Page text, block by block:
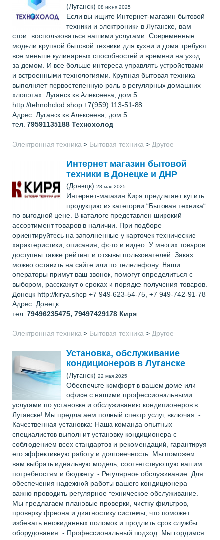
(Луганск) 08 июня 2025
Если вы ищите Интернет-магазин бытовой
техники и электроники в Луганске, вам
стоит воспользоваться нашими услугами. Современные
модели крупной бытовой техники для кухни и дома требуют
все меньше кулинарных способностей и времени на уход
за домом. И все больше интереса управлять устройствами
и встроенными технологиями. Крупная бытовая техника
выполняет первостепенную роль в регулярных домашних
хлопотах. Луганск кв Алексеева, дом 5
http://tehnoholod.shop +7(959) 113-51-88
Адрес: Луганск кв Алексеева, дом 5
тел. 79591135188 Технохолод
Электронная техника > Бытовая техника > Другое
Интернет магазин бытовой
техники в Донецке и ДНР
(Донецк) 28 мая 2025
Интернет-магазин Киря предлагает купить
продукцию из категории “Бытовая техника“
по выгодной цене. В каталоге представлен широкий
ассортимент товаров в наличии. При подборе
ориентируйтесь на заполненные у карточек технические
характеристики, описания, фото и видео. У многих товаров
доступны также рейтинг и отзывы пользователей. Заказ
можно оставить на сайте или по телелефону. Наши
операторы примут ваш звонок, помогут определиться с
выбором, расскажут о сроках и порядке получения товаров.
Донецк http://kirya.shop +7 949-623-54-75, +7 949-742-91-78
Адрес: Донецк
тел. 79496235475, 79497429178 Киря
Электронная техника > Бытовая техника > Другое
Установка, обслуживание
кондиционеров в Луганске
(Луганск) 22 мая 2025
Обеспечьте комфорт в вашем доме или
офисе с нашими профессиональными
услугами по установке и обслуживанию кондиционеров в
Луганске! Мы предлагаем полный спектр услуг, включая: -
Качественная установка: Наша команда опытных
специалистов выполнит установку кондиционера с
соблюдением всех стандартов и рекомендаций, гарантируя
его эффективную работу и долговечность. Мы поможем
вам выбрать идеальную модель, соответствующую вашим
потребностям и бюджету. - Регулярное обслуживание: Для
обеспечения надежной работы вашего кондиционера
важно проводить регулярное техническое обслуживание.
Мы предлагаем плановые проверки, чистку фильтров,
проверку фреона и диагностику системы, что поможет
избежать неожиданных поломок и продлить срок службы
оборудования. - Профессиональный подход: Мы гордимся